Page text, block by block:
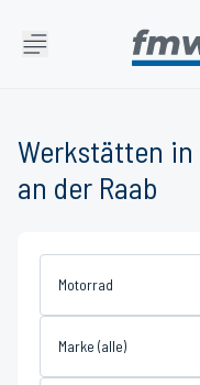
Werkstätten in
an der Raab
Motorrad
Marke (alle)